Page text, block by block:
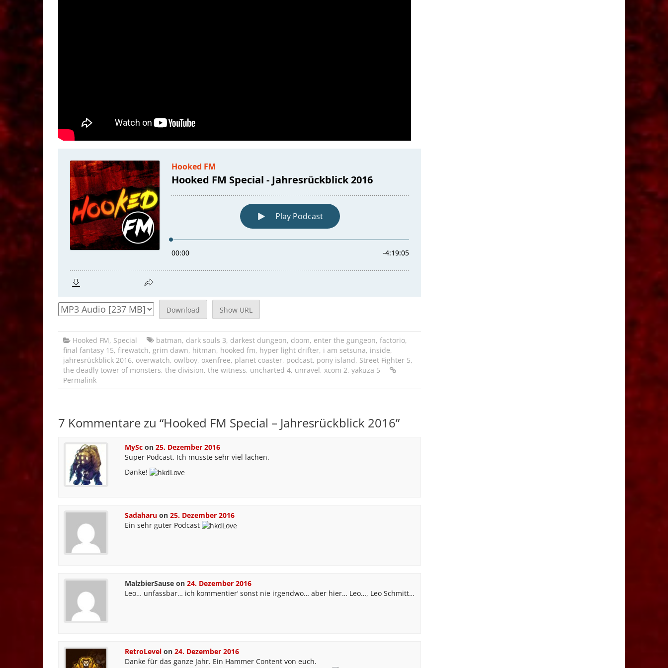
Download Show URL
Hooked FM, Special batman, dark souls 3, darkest dungeon, doom, enter the gungeon, factorio,
final fantasy 15, firewatch, grim dawn, hitman, hooked fm, hyper light drifter, i am setsuna, inside,
jahresrückblick 2016, overwatch, owlboy, oxenfree, planet coaster, podcast, pony island, Street Fighter 5,
the deadly tower of monsters, the division, the witness, uncharted 4, unravel, xcom 2, yakuza 5
Permalink
7 Kommentare zu “Hooked FM Special – Jahresrückblick 2016”
MySc on 25. Dezember 2016
Super Podcast. Ich musste sehr viel lachen.
Danke!
Sadaharu on 25. Dezember 2016
Ein sehr guter Podcast
MalzbierSause on 24. Dezember 2016
Leo… unfassbar… ich kommentier‘ sonst nie irgendwo… aber hier… Leo…, Leo Schmitt…
RetroLevel on 24. Dezember 2016
Danke für das ganze Jahr. Ein Hammer Content von euch.